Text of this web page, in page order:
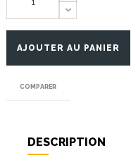
AJOUTER AU PANIER
COMPARER
DESCRIPTION